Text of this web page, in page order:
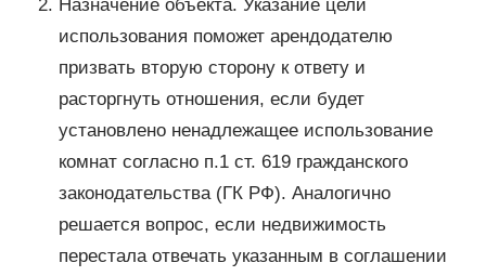
Назначение объекта. Указание цели
использования поможет арендодателю
призвать вторую сторону к ответу и
расторгнуть отношения, если будет
установлено ненадлежащее использование
комнат согласно п.1 ст. 619 гражданского
законодательства (ГК РФ). Аналогично
решается вопрос, если недвижимость
перестала отвечать указанным в соглашении